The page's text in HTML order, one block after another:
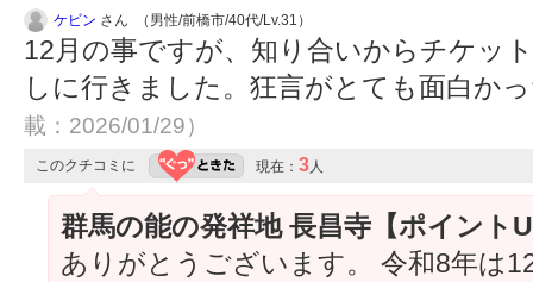
ケビン さん （男性/前橋市/40代/Lv.31）
12月の事ですが、知り合いからチケッ
しに行きました。狂言がとても面白か
載：2026/01/29）
このクチコミに 現在： 3人
群馬の能の発祥地 長昌寺【ポイント
ありがとうございます。 令和8年は